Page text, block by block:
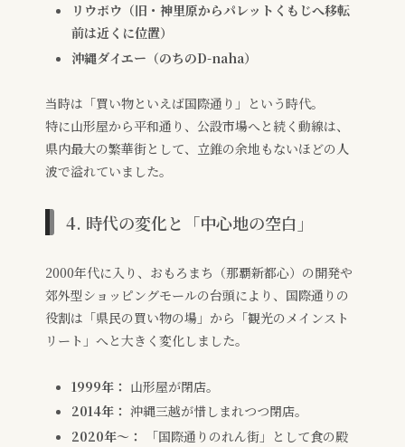
リウボウ（旧・神里原からパレットくもじへ移転
前は近くに位置）
沖縄ダイエー（のちのD-naha）
当時は「買い物といえば国際通り」という時代。
特に山形屋から平和通り、公設市場へと続く動線は、
県内最大の繁華街として、立錐の余地もないほどの人
波で溢れていました。
4. 時代の変化と「中心地の空白」
2000年代に入り、おもろまち（那覇新都心）の開発や
郊外型ショッピングモールの台頭により、国際通りの
役割は「県民の買い物の場」から「観光のメインスト
リート」へと大きく変化しました。
1999年： 山形屋が閉店。
2014年： 沖縄三越が惜しまれつつ閉店。
2020年〜：
「国際通りのれん街」として食の殿